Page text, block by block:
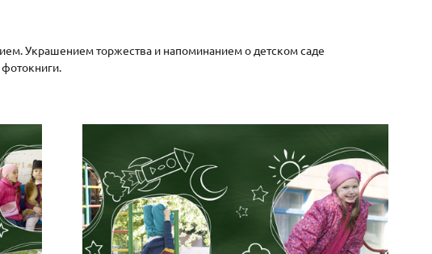
Украшением торжества и напоминанием о детском саде